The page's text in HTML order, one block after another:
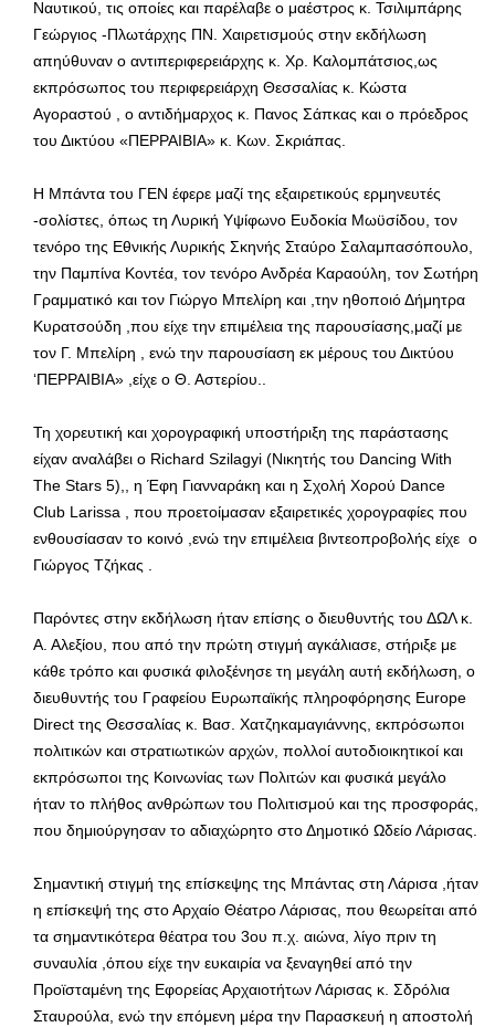
Ναυτικού, τις οποίες και παρέλαβε ο μαέστρος κ. Τσιλιμπάρης
Γεώργιος -Πλωτάρχης ΠΝ. Χαιρετισμούς στην εκδήλωση
απηύθυναν ο αντιπεριφερειάρχης κ. Χρ. Καλομπάτσιος,ως
εκπρόσωπος του περιφερειάρχη Θεσσαλίας κ. Κώστα
Αγοραστού , ο αντιδήμαρχος κ. Πανος Σάπκας και ο πρόεδρος
του Δικτύου «ΠΕΡΡΑΙΒΙΑ» κ. Κων. Σκριάπας.
Η Μπάντα του ΓΕΝ έφερε μαζί της εξαιρετικούς ερμηνευτές
-σολίστες, όπως τη Λυρική Υψίφωνο Ευδοκία Μωϋσίδου, τον
τενόρο της Εθνικής Λυρικής Σκηνής Σταύρο Σαλαμπασόπουλο,
την Παμπίνα Κοντέα, τον τενόρο Ανδρέα Καραούλη, τον Σωτήρη
Γραμματικό και τον Γιώργο Μπελίρη και ,την ηθοποιό Δήμητρα
Κυρατσούδη ,που είχε την επιμέλεια της παρουσίασης,μαζί με
τον Γ. Μπελίρη , ενώ την παρουσίαση εκ μέρους του Δικτύου
‘ΠΕΡΡΑΙΒΙΑ» ,είχε ο Θ. Αστερίου..
Τη χορευτική και χορογραφική υποστήριξη της παράστασης
είχαν αναλάβει ο Richard Szilagyi (Νικητής του Dancing With
The Stars 5),, η Έφη Γιανναράκη και η Σχολή Χορού Dance
Club Larissa , που προετοίμασαν εξαιρετικές χορογραφίες που
ενθουσίασαν το κοινό ,ενώ την επιμέλεια βιντεοπροβολής είχε ο
Γιώργος Τζήκας .
Παρόντες στην εκδήλωση ήταν επίσης ο διευθυντής του ΔΩΛ κ.
Α. Αλεξίου, που από την πρώτη στιγμή αγκάλιασε, στήριξε με
κάθε τρόπο και φυσικά φιλοξένησε τη μεγάλη αυτή εκδήλωση, ο
διευθυντής του Γραφείου Ευρωπαϊκής πληροφόρησης Europe
Direct της Θεσσαλίας κ. Βασ. Χατζηκαμαγιάννης, εκπρόσωποι
πολιτικών και στρατιωτικών αρχών, πολλοί αυτοδιοικητικοί και
εκπρόσωποι της Κοινωνίας των Πολιτών και φυσικά μεγάλο
ήταν το πλήθος ανθρώπων του Πολιτισμού και της προσφοράς,
που δημιούργησαν το αδιαχώρητο στο Δημοτικό Ωδείο Λάρισας.
Σημαντική στιγμή της επίσκεψης της Μπάντας στη Λάρισα ,ήταν
η επίσκεψή της στο Αρχαίο Θέατρο Λάρισας, που θεωρείται από
τα σημαντικότερα θέατρα του 3ου π.χ. αιώνα, λίγο πριν τη
συναυλία ,όπου είχε την ευκαιρία να ξεναγηθεί από την
Προϊσταμένη της Εφορείας Αρχαιοτήτων Λάρισας κ. Σδρόλια
Σταυρούλα, ενώ την επόμενη μέρα την Παρασκευή η αποστολή